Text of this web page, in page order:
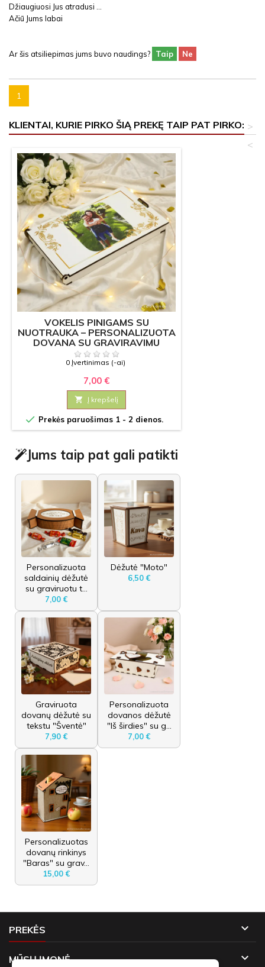
Džiaugiuosi Jus atradusi ...
Ačiū Jums labai
Ar šis atsiliepimas jums buvo naudings? Taip Ne
1
KLIENTAI, KURIE PIRKO ŠIĄ PREKĘ TAIP PAT PIRKO: >
<
VOKELIS PINIGAMS SU
NUOTRAUKA – PERSONALIZUOTA
DOVANA SU GRAVIRAVIMU
0 Įvertinimas (-ai)
7,00 €
 Į krepšelį
 Prekės paruošimas 1 - 2 dienos.
Jums taip pat gali patikti
Personalizuota
saldainių dėžutė
su graviruotu t...
7,00 €
Dėžutė "Moto"
6,50 €
Graviruota
dovanų dėžutė su
tekstu "Šventė"
7,90 €
Personalizuota
dovanos dėžutė
"Iš širdies" su g...
7,00 €
Personalizuotas
dovanų rinkinys
"Baras" su grav...
15,00 €
PREKĖS 
MŪSŲ ĮMONĖ 